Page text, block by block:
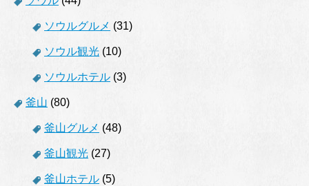
ソウルグルメ (31)
ソウル観光 (10)
ソウルホテル (3)
釜山 (80)
釜山グルメ (48)
釜山観光 (27)
釜山ホテル (5)